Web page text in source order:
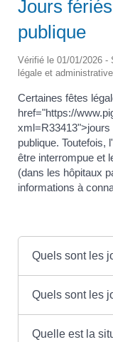
Jours
publique
Vérifié le 01/01/2026 -
légale et
Certaines fêtes
href="https://
publique. Toutefois,
être interrompue et
(dans les hôpitaux
informations à
Quels sont les
Quels sont les
Quelle est la